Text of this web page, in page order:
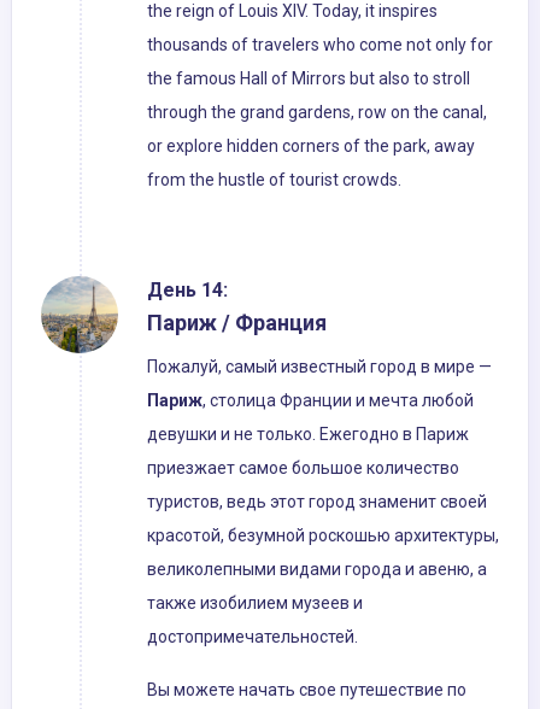
the reign of Louis XIV. Today, it inspires
thousands of travelers who come not only for
the famous Hall of Mirrors but also to stroll
through the grand gardens, row on the canal,
or explore hidden corners of the park, away
from the hustle of tourist crowds.
День 14:
Париж / Франция
Пожалуй, самый известный город в мире —
Париж, столица Франции и мечта любой
девушки и не только. Ежегодно в Париж
приезжает самое большое количество
туристов, ведь этот город знаменит своей
красотой, безумной роскошью архитектуры,
великолепными видами города и авеню, а
также изобилием музеев и
достопримечательностей.
Вы можете начать свое путешествие по